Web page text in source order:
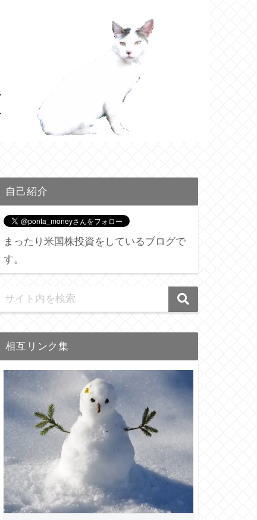
自己紹介
まったり米国株投資をしているブログで
す。
相互リンク集